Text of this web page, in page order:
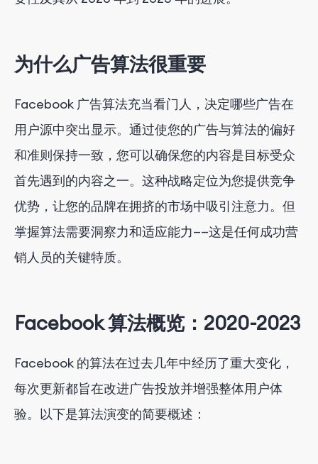
为什么广告算法很重要
Facebook 广告算法充当看门人，决定哪些广告在
用户源中突出显示。通过使您的广告与算法的偏好
和准则保持一致，您可以确保您的内容是目标受众
首先遇到的内容之一。这种战略定位为您提供竞争
优势，让您的品牌在拥挤的市场中吸引注意力。但
掌握算法需要洞察力和适应能力——这是任何成功营
销人员的关键特质。
Facebook 算法概览：2020-2023
Facebook 的算法在过去几年中经历了重大变化，
每次更新都旨在改进广告投放并增强整体用户体
验。以下是算法演变的简要概述：